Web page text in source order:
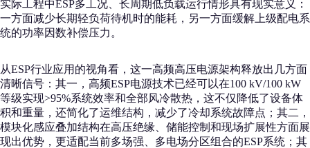
实际工程中ESP多工况、长周期低负载运行情形具有现实意义：
一方面减少长期轻负荷待机时的能耗，另一方面缓解上级配电系
统的功率因数补偿压力。
从ESP行业应用的视角看，这一高频高压电源架构释放出几方面
清晰信号：其一，高频ESP电源技术已经可以在100 kV/100 kW
等级实现>95%系统效率和全部风冷散热，这不仅降低了设备体
积和重量，还简化了运维结构，减少了冷却系统故障点；其二，
模块化感应叠加结构在高压绝缘、储能控制和现场扩展性方面展
现出优势，更适配当前多场强、多电场分区组合的ESP系统；其